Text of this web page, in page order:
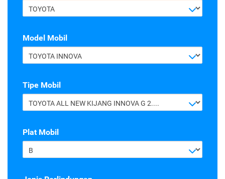
TOYOTA
Model Mobil
TOYOTA INNOVA
Tipe Mobil
TOYOTA ALL NEW KIJANG INNOVA G 2.4 A/T DIESEL
Plat Mobil
B